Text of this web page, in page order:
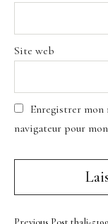
Site web
Enregistrer mon
navigateur pour